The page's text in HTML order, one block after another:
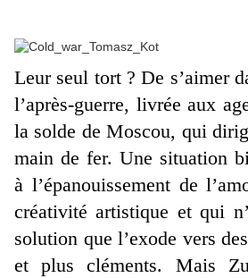
Leur seul tort ? De s’aimer
l’après-guerre, livrée aux
la solde de Moscou, qui
main de fer. Une situation
à l’épanouissement de
créativité artistique et qui
solution que l’exode vers
et plus cléments. Mais